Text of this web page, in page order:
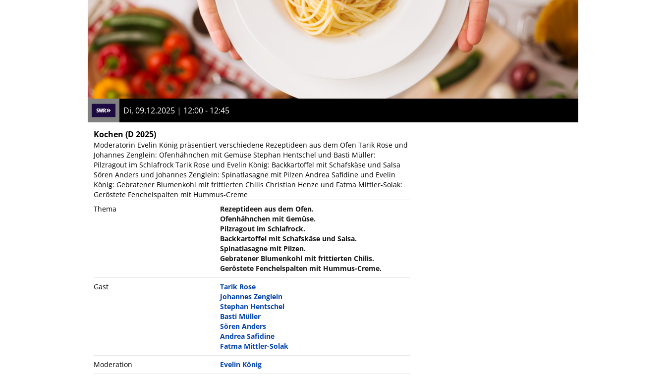
Di, 09.12.2025 | 12:00 - 12:45
Kochen (D 2025)
Moderatorin Evelin König präsentiert verschiedene Rezeptideen aus dem Ofen Tarik Rose und
Johannes Zenglein: Ofenhähnchen mit Gemüse Stephan Hentschel und Basti Müller:
Pilzragout im Schlafrock Tarik Rose und Evelin König: Backkartoffel mit Schafskäse und Salsa
Sören Anders und Johannes Zenglein: Spinatlasagne mit Pilzen Andrea Safidine und Evelin
König: Gebratener Blumenkohl mit frittierten Chilis Christian Henze und Fatma Mittler-Solak:
Geröstete Fenchelspalten mit Hummus-Creme
Thema
Rezeptideen aus dem Ofen.
Ofenhähnchen mit Gemüse.
Pilzragout im Schlafrock.
Backkartoffel mit Schafskäse und Salsa.
Spinatlasagne mit Pilzen.
Gebratener Blumenkohl mit frittierten Chilis.
Geröstete Fenchelspalten mit Hummus-Creme.
Gast
Tarik Rose
Johannes Zenglein
Stephan Hentschel
Basti Müller
Sören Anders
Andrea Safidine
Fatma Mittler-Solak
Moderation
Evelin König